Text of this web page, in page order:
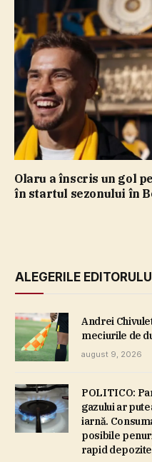
Olaru a înscris un gol
în startul sezonului în
ALEGERILE
Andrei
meciurile de
august 9, 2026
POLITICO:
gazului ar
iarnă.
posibile
rapid